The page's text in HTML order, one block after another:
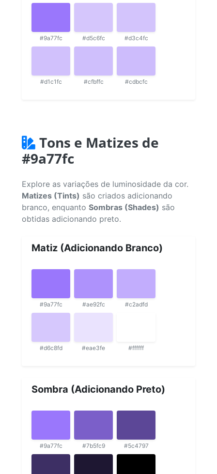
#9a77fc #d5c6fc #d3c4fc
#d1c1fc #cfbffc #cdbcfc
Tons e Matizes de
#9a77fc
Explore as variações de luminosidade da cor.
Matizes (Tints) são criados adicionando
branco, enquanto Sombras (Shades) são
obtidas adicionando preto.
Matiz (Adicionando Branco)
#9a77fc #ae92fc #c2adfd
#d6c8fd #eae3fe #ffffff
Sombra (Adicionando Preto)
#9a77fc #7b5fc9 #5c4797